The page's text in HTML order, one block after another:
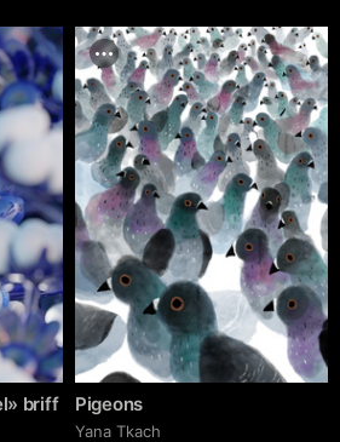
briff
Pigeons
Yana Tkach